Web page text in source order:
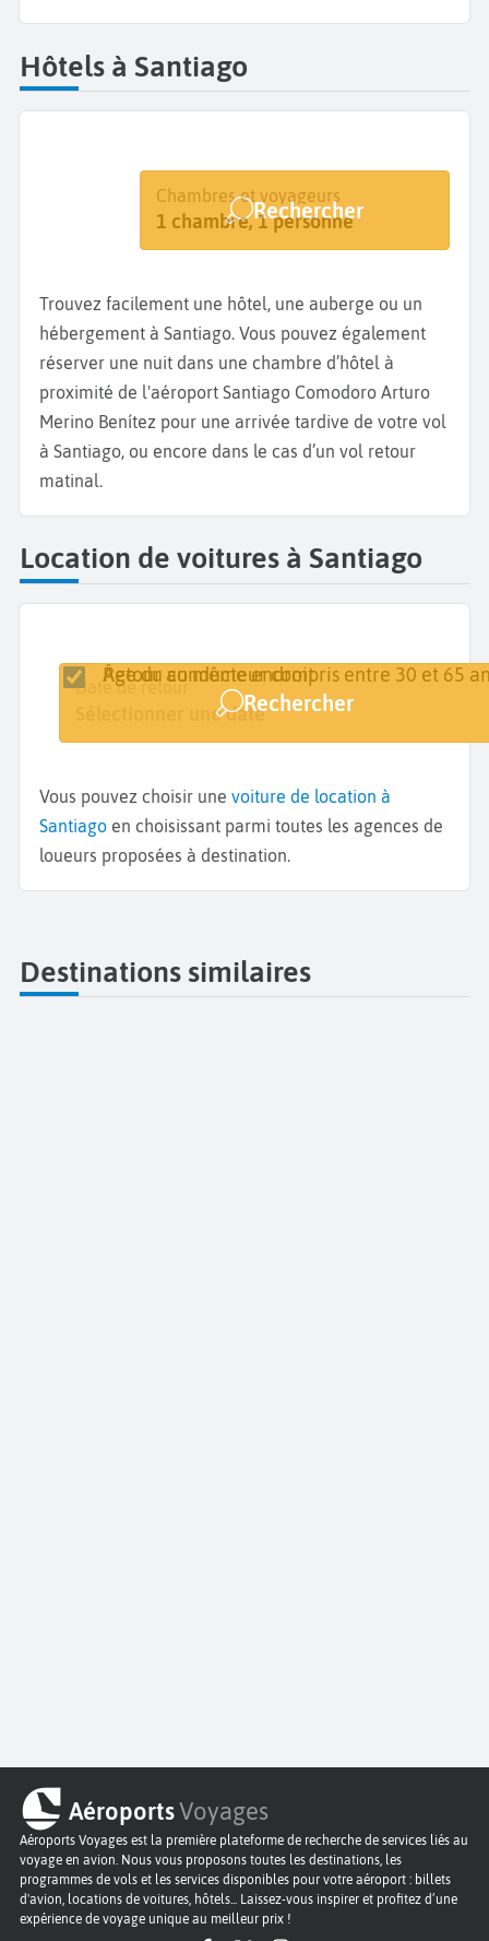
Hôtels à Santiago
Destination
Santiago
Dates
Dates de votre séjour
Chambres et voyageurs
1 chambre, 1 personne
Rechercher
Trouvez facilement une hôtel, une auberge ou un
hébergement à Santiago. Vous pouvez également
réserver une nuit dans une chambre d’hôtel à
proximité de l'aéroport Santiago Comodoro Arturo
Merino Benítez pour une arrivée tardive de votre vol
à Santiago, ou encore dans le cas d’un vol retour
matinal.
Location de voitures à Santiago
Lieu de retrait
Date de retrait
Sélectionner une date
Date de retour
Sélectionner une date
Retour au même endroit
Âge du conducteur compris entre 30 et 65
Rechercher
Vous pouvez choisir une voiture de location à
Santiago en choisissant parmi toutes les agences de
loueurs proposées à destination.
Destinations similaires
AéroportsVoyages
Aéroports Voyages est la première plateforme de recherche de services liés au
voyage en avion. Nous vous proposons toutes les destinations, les
programmes de vols et les services disponibles pour votre aéroport : billets
d'avion, locations de voitures, hôtels... Laissez-vous inspirer et profitez d’une
expérience de voyage unique au meilleur prix !